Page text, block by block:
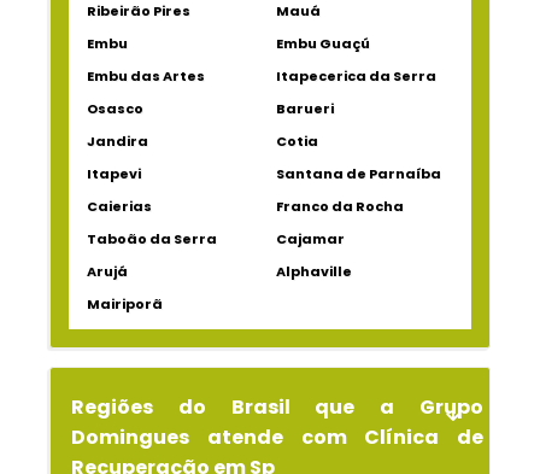
Ribeirão Pires
Mauá
Embu
Embu Guaçú
Embu das Artes
Itapecerica da Serra
Osasco
Barueri
Jandira
Cotia
Itapevi
Santana de Parnaíba
Caierias
Franco da Rocha
Taboão da Serra
Cajamar
Arujá
Alphaville
Mairiporã
Regiões do Brasil que a Grupo
Domingues atende com Clínica de
Recuperação em Sp